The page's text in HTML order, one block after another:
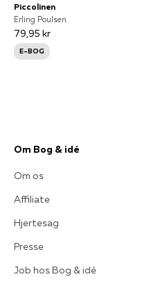
Piccolinen
Erling Poulsen
79,95 kr
E-BOG
Om Bog & idé
Om os
Affiliate
Hjertesag
Presse
Job hos Bog & idé